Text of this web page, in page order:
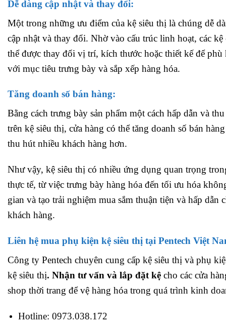
Dễ dàng cập nhật và thay đổi:
Một trong những ưu điểm của kệ siêu thị là chúng dễ
cập nhật và thay đổi. Nhờ vào cấu trúc linh hoạt, các kệ
thể được thay đổi vị trí, kích thước hoặc thiết kế để phù
với mục tiêu trưng bày và sắp xếp hàng hóa.
Tăng doanh số bán hàng:
Bằng cách trưng bày sản phẩm một cách hấp dẫn và
trên kệ siêu thị, cửa hàng có thể tăng doanh số bán
thu hút nhiều khách hàng hơn.
Như vậy, kệ siêu thị có nhiều ứng dụng quan trọng
thực tế, từ việc trưng bày hàng hóa đến tối ưu hóa
gian và tạo trải nghiệm mua sắm thuận tiện và hấp dẫn
khách hàng.
Liên hệ mua phụ kiện kệ siêu thị tại Pentech Việt
Công ty Pentech chuyên cung cấp kệ siêu thị và phụ
kệ siêu thị. Nhận tư vấn và lắp đặt kệ cho các cửa
shop thời trang để vệ hàng hóa trong quá trình kinh
Hotline: 0973.038.172